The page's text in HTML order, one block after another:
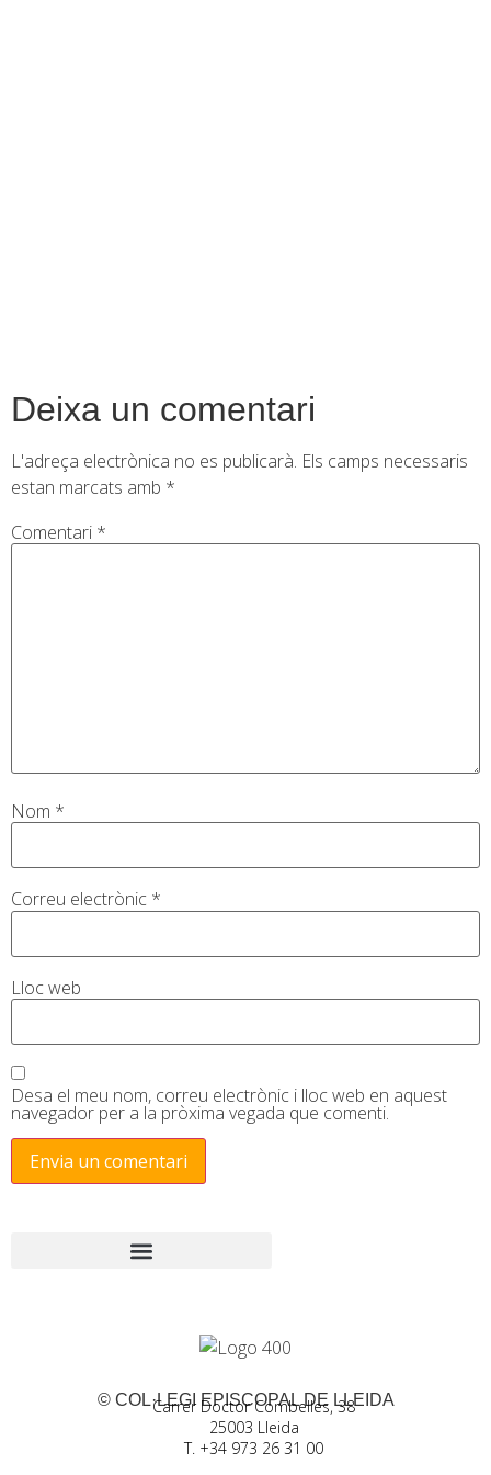
Deixa un comentari
L'adreça electrònica no es publicarà. Els camps necessaris
estan marcats amb *
Comentari *
Nom *
Correu electrònic *
Lloc web
Desa el meu nom, correu electrònic i lloc web en aquest
navegador per a la pròxima vegada que comenti.
© COL·LEGI EPISCOPAL DE LLEIDA
Carrer Doctor Combelles, 38
25003 Lleida
T. +34 973 26 31 00